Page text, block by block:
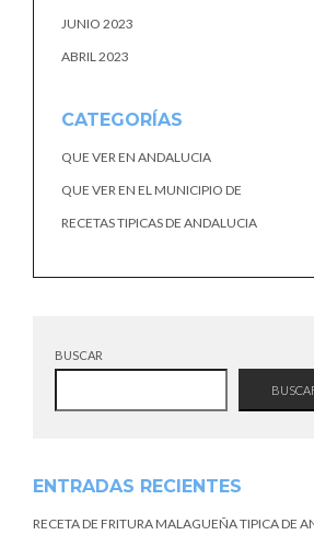
JUNIO 2023
ABRIL 2023
CATEGORÍAS
QUE VER EN ANDALUCIA
QUE VER EN EL MUNICIPIO DE
RECETAS TIPICAS DE ANDALUCIA
BUSCAR
ENTRADAS RECIENTES
RECETA DE FRITURA MALAGUEÑA TIPICA DE